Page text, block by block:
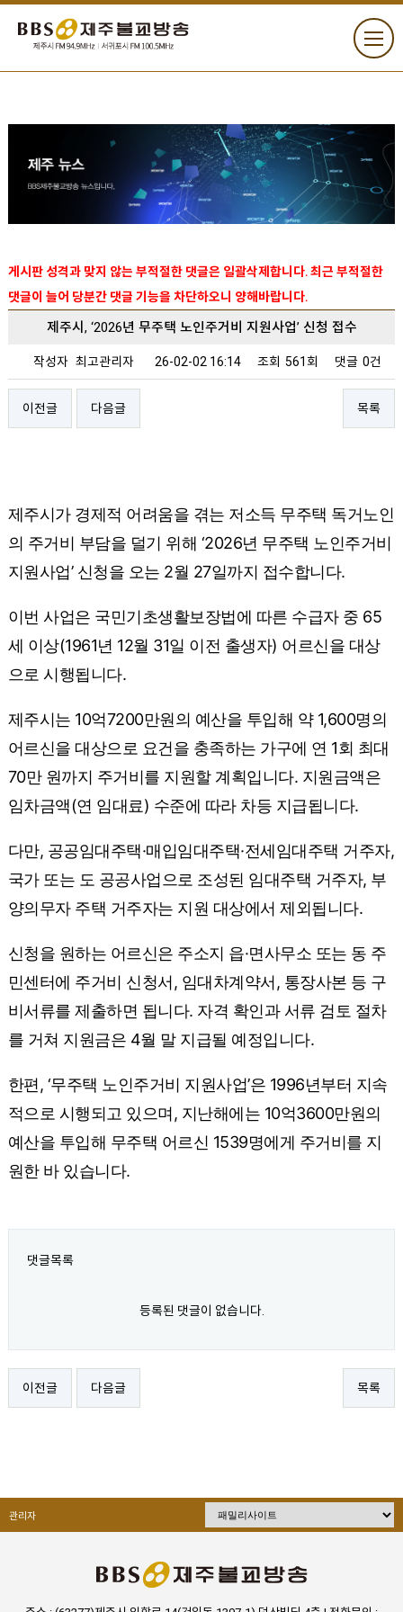
게시판 성격과 맞지 않는 부적절한 댓글은 일괄삭제합니다. 최근 부적절한
댓글이 늘어 당분간 댓글 기능을 차단하오니 양해바랍니다.
제주시, ‘2026년 무주택 노인주거비 지원사업’ 신청 접수
작성자 최고관리자 26-02-02 16:14 조회 561회 댓글 0건
이전글 다음글 목록
제주시가 경제적 어려움을 겪는 저소득 무주택 독거노인
의 주거비 부담을 덜기 위해 ‘2026년 무주택 노인주거비
지원사업’ 신청을 오는 2월 27일까지 접수합니다.
이번 사업은 국민기초생활보장법에 따른 수급자 중 65
세 이상(1961년 12월 31일 이전 출생자) 어르신을 대상
으로 시행됩니다.
제주시는 10억7200만원의 예산을 투입해 약 1,600명의
어르신을 대상으로 요건을 충족하는 가구에 연 1회 최대
70만 원까지 주거비를 지원할 계획입니다. 지원금액은
임차금액(연 임대료) 수준에 따라 차등 지급됩니다.
다만, 공공임대주택·매입임대주택·전세임대주택 거주자,
국가 또는 도 공공사업으로 조성된 임대주택 거주자, 부
양의무자 주택 거주자는 지원 대상에서 제외됩니다.
신청을 원하는 어르신은 주소지 읍·면사무소 또는 동 주
민센터에 주거비 신청서, 임대차계약서, 통장사본 등 구
비서류를 제출하면 됩니다. 자격 확인과 서류 검토 절차
를 거쳐 지원금은 4월 말 지급될 예정입니다.
한편, ‘무주택 노인주거비 지원사업’은 1996년부터 지속
적으로 시행되고 있으며, 지난해에는 10억3600만원의
예산을 투입해 무주택 어르신 1539명에게 주거비를 지
원한 바 있습니다.
댓글목록
등록된 댓글이 없습니다.
이전글 다음글 목록
관리자